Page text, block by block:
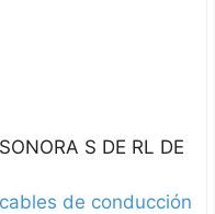
S DE RL DE
de conducción